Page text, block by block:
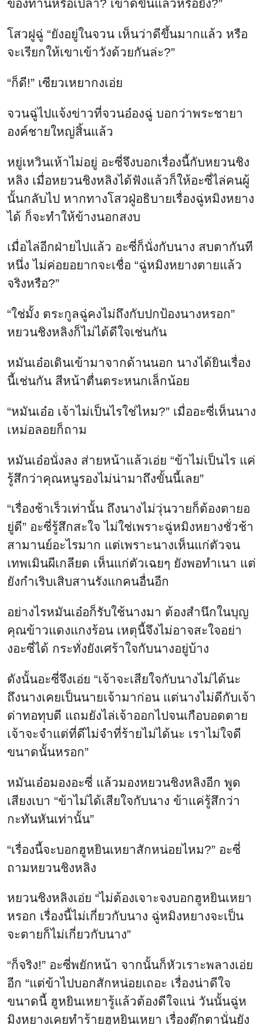
อย่างไรหมันเอ๋อก็รับใช้นางมา ต้องสำนึกในบุญ
คุณข้าวแดงแกงร้อน เหตุนี้จึงไม่อาจสะใจอย่า
งอะซี่ได้ กระทั่งยังเศร้าใจกับนางอยู่บ้าง
ดังนั้นอะซี่จึงเอ่ย “เจ้าจะเสียใจกับนางไม่ได้นะ
ถึงนางเคยเป็นนายเจ้ามาก่อน แต่นางไม่ดีกับเจ้า
ด่าทอทุบตี แถมยังไล่เจ้าออกไปจนเกือบอดตาย
เจ้าจะจำแต่ที่ดีไม่จำที่ร้ายไม่ได้นะ เราไม่ใจดี
ขนาดนั้นหรอก”
หมันเอ๋อมองอะซี่ แล้วมองหยวนชิงหลิงอีก พูด
เสียงเบา “ข้าไม่ได้เสียใจกับนาง ข้าแค่รู้สึกว่า
กะทันหันเท่านั้น”
“เรื่องนี้จะบอกฮูหยินเหยาสักหน่อยไหม?” อะซี่
ถามหยวนชิงหลิง
หยวนชิงหลิงเอ่ย “ไม่ต้องเจาะจงบอกฮูหยินเหยา
หรอก เรื่องนี้ไม่เกี่ยวกับนาง ฉู่หมิงหยางจะเป็น
จะตายก็ไม่เกี่ยวกับนาง”
“ก็จริง!” อะซี่พยักหน้า จากนั้นก็หัวเราะพลางเอ่ย
อีก “แต่ข้าไปบอกสักหน่อยเถอะ เรื่องน่าดีใจ
ขนาดนี้ ฮูหยินเหยารู้แล้วต้องดีใจแน่ วันนั้นฉู่ห
มิงหยางเคยทำร้ายฮูหยินเหยา เรื่องตุ๊กตานั่นยัง